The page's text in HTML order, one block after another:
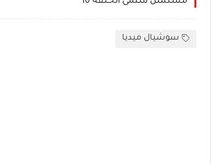
سوشيال ميديا